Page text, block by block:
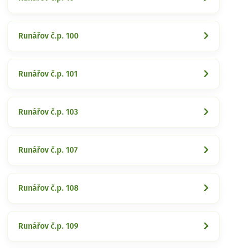
Runářov č.p. 100
Runářov č.p. 101
Runářov č.p. 103
Runářov č.p. 107
Runářov č.p. 108
Runářov č.p. 109